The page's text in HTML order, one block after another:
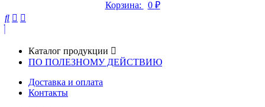
Корзина: 0 ₽
Каталог продукции
ПО ПОЛЕЗНОМУ ДЕЙСТВИЮ
Доставка и оплата
Контакты